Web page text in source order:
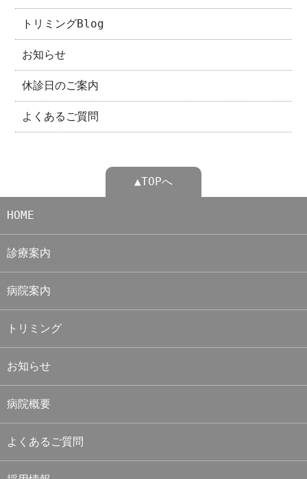
トリミングBlog
お知らせ
休診日のご案内
よくあるご質問
▲TOPへ
HOME
診療案内
病院案内
トリミング
お知らせ
病院概要
よくあるご質問